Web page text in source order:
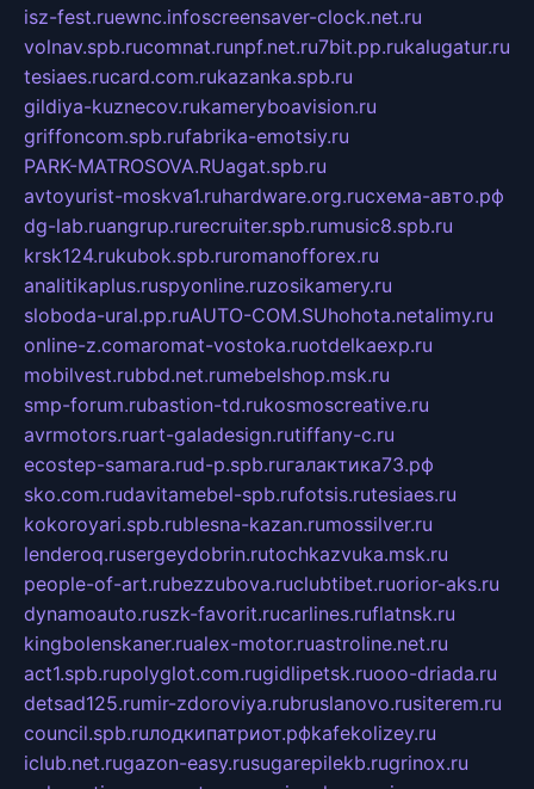
isz-fest.ruewnc.infoscreensaver-clock.net.ru
volnav.spb.rucomnat.runpf.net.ru7bit.pp.rukalugatur.ru
tesiaes.rucard.com.rukazanka.spb.ru
gildiya-kuznecov.rukameryboavision.ru
griffoncom.spb.rufabrika-emotsiy.ru
PARK-MATROSOVA.RUagat.spb.ru
avtoyurist-moskva1.ruhardware.org.ruсхема-авто.рф
dg-lab.ruangrup.rurecruiter.spb.rumusic8.spb.ru
krsk124.rukubok.spb.ruromanofforex.ru
analitikaplus.ruspyonline.ruzosikamery.ru
sloboda-ural.pp.ruAUTO-COM.SUhohota.netalimy.ru
online-z.comaromat-vostoka.ruotdelkaexp.ru
mobilvest.rubbd.net.rumebelshop.msk.ru
smp-forum.rubastion-td.rukosmoscreative.ru
avrmotors.ruart-galadesign.rutiffany-c.ru
ecostep-samara.rud-p.spb.ruгалактика73.рф
sko.com.rudavitamebel-spb.rufotsis.rutesiaes.ru
kokoroyari.spb.rublesna-kazan.rumossilver.ru
lenderoq.rusergeydobrin.rutochkazvuka.msk.ru
people-of-art.rubezzubova.ruclubtibet.ruorior-aks.ru
dynamoauto.ruszk-favorit.rucarlines.ruflatnsk.ru
kingbolenskaner.rualex-motor.ruastroline.net.ru
act1.spb.rupolyglot.com.rugidlipetsk.ruooo-driada.ru
detsad125.rumir-zdoroviya.rubruslanovo.rusiterem.ru
council.spb.ruлодкипатриот.рфkafekolizey.ru
iclub.net.rugazon-easy.rusugarepilekb.rugrinox.ru